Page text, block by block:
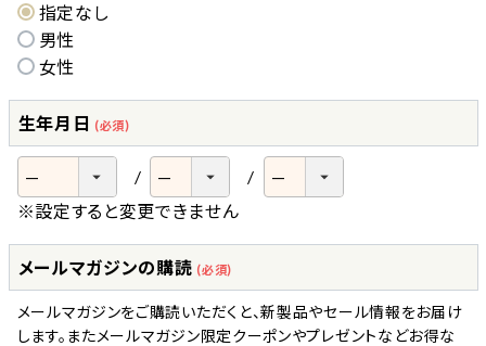
指定なし
男性
女性
生年月日 (必須)
※設定すると変更できません
メールマガジンの購読 (必須)
メールマガジンをご購読いただくと、新製品やセール情報をお届け
します。またメールマガジン限定クーポンやプレゼントなどお得な